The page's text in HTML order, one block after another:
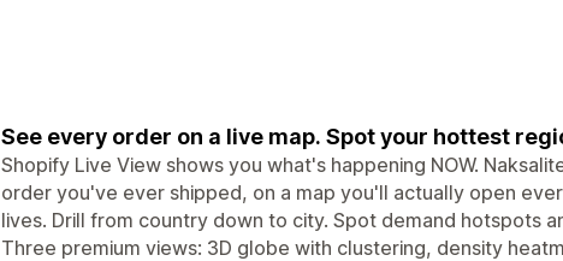
See every order on a live map. Spot your hottest
Shopify Live View shows you what's happening NOW.
order you've ever shipped, on a map you'll actually open
lives. Drill from country down to city. Spot demand hotspots
Three premium views: 3D globe with clustering, density